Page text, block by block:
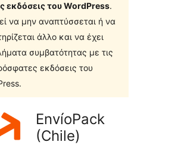
εκδόσεις του WordPress.
να μην αναπτύσσεται ή να
άλλο και να έχει
συμβατότητας με τις
εκδόσεις του
EnvíoPack
(Chile)